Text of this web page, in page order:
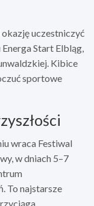
okazję uczestniczyć
Start Elbląg,
Kibice
sportowe
wraca Festiwal
w dniach 5–7
To najstarsze